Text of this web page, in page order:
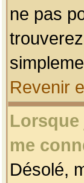
ne pas
Revenir
me
Désolé,